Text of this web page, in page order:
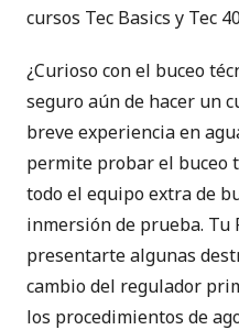
cursos Tec Basics y Tec
¿Curioso con el buceo
seguro aún de hacer un
breve experiencia en
permite probar el buceo
todo el equipo extra de
inmersión de prueba. Tu
presentarte algunas
cambio del regulador
los procedimientos de